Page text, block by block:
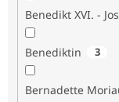
Benedikt XVI. -
Benediktin 3
Bernadette